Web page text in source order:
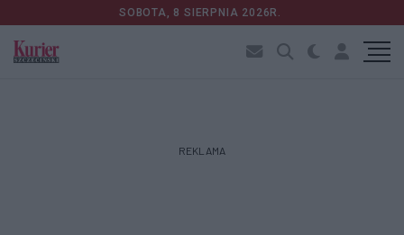
SOBOTA, 8 SIERPNIA 2026R.
REKLAMA